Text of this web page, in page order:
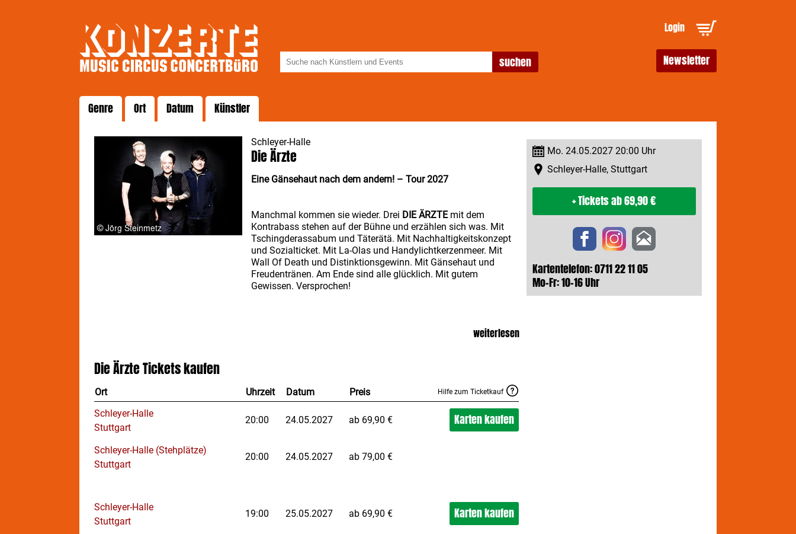
Login
Newsletter
Genre Ort Datum Künstler
Schleyer-Halle
Die Ärzte
Eine Gänsehaut nach dem andern! – Tour 2027
Manchmal kommen sie wieder. Drei DIE ÄRZTEmit dem
Kontrabass stehen auf der Bühne und erzählen sich was. Mit
Tschingderassabum und Täterätä. Mit Nachhaltigkeitskonzept
und Sozialticket. Mit La-Olas und Handylichtkerzenmeer. Mit
Wall Of Death und Distinktionsgewinn. Mit Gänsehaut und
Freudentränen. Am Ende sind alle glücklich. Mit gutem
Gewissen. Versprochen!
weiterlesen
Mo. 24.05.2027 20:00 Uhr
Schleyer-Halle, Stuttgart
+ Ticketsab 69,90 €
Kartentelefon: 0711 22 11 05
Mo-Fr: 10-16 Uhr
Die ÄrzteTickets kaufen
Ort Uhrzeit Datum Preis Hilfe zum Ticketkauf
Schleyer-Halle
Stuttgart
20:00 24.05.2027 ab 69,90 € Karten kaufen
Schleyer-Halle (Stehplätze)
Stuttgart
20:00 24.05.2027 ab 79,00 €
Schleyer-Halle
Stuttgart
19:00 25.05.2027 ab 69,90 € Karten kaufen